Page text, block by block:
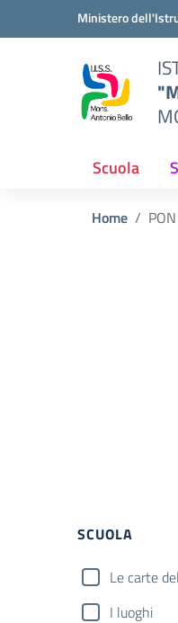
Vai ai contenuti
Vai al menu di navigazione
Ministero
Scuola
Home
SCUOLA
Le carte
I luoghi